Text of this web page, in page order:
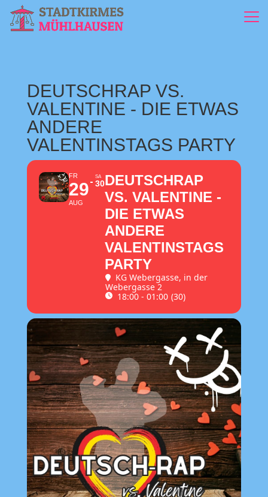
DEUTSCHRAP VS.
VALENTINE - DIE ETWAS
ANDERE
VALENTINSTAGS PARTY
FR
29
AUG
SA
30DEUTSCHRAP
VS. VALENTINE -
DIE ETWAS
ANDERE
VALENTINSTAGS
PARTY
KG Webergasse, in der
Webergasse 2
18:00 - 01:00 (30)